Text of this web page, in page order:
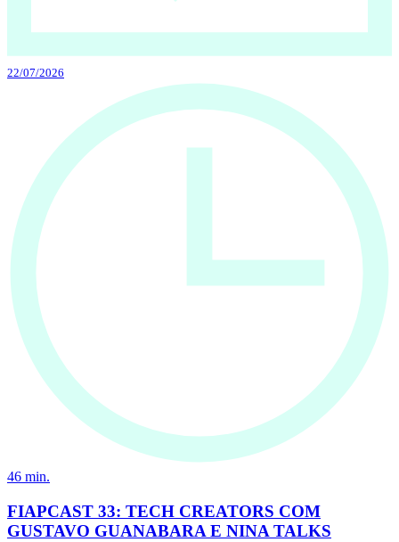
22/07/2026
46 min.
FIAPCAST 33: TECH CREATORS COM
GUSTAVO GUANABARA E NINA TALKS